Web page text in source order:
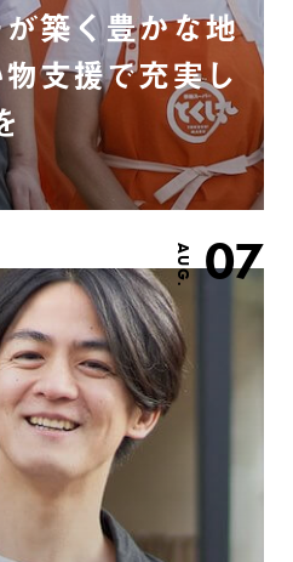
築く豊かな地
支援で充実し
AUG. 07